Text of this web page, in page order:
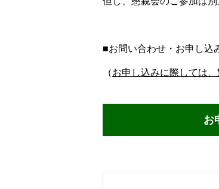
■お問い合わせ・お申し込
（お申し込みに際しては
お